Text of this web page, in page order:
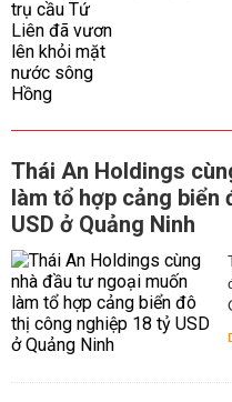
Thái An Holdings
làm tổ hợp cảng biển
USD ở Quảng Ninh